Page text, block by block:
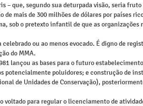
– que, segundo sua deturpada visão, seria
mais de 300 milhões de dólares por países
o pretexto infantil de que as organizações
ou ao menos evocado. É digno de
do MMA.
lançou as bases para o futuro
potencialmente poluidores; e construção de
de Unidades de Conservação),
para regular o licenciamento de